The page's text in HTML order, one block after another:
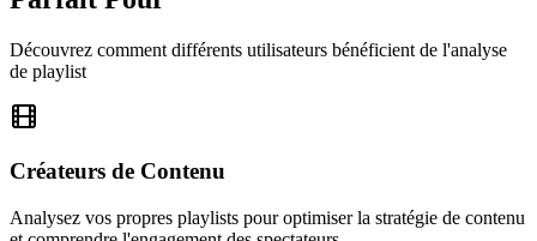
Découvrez comment différents utilisateurs bénéficient de l'analyse
de playlist
Créateurs de Contenu
Analysez vos propres playlists pour optimiser la stratégie de contenu